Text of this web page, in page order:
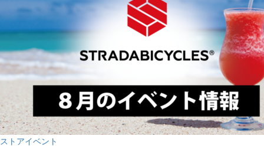
ストアイベント